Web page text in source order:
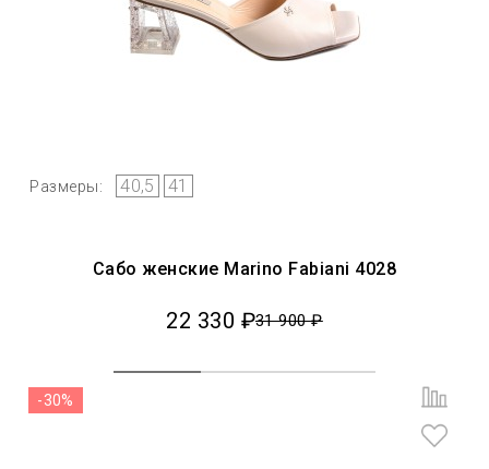
Размеры: 40,5 41
Сабо женские Marino Fabiani 4028
22 330 ₽31 900 ₽
-30%